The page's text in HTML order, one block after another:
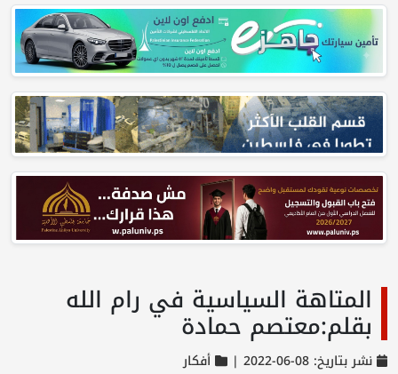
المتاهة السياسية في رام الله
بقلم:معتصم حمادة
نشر بتاريخ: 08-06-2022 | أفكار